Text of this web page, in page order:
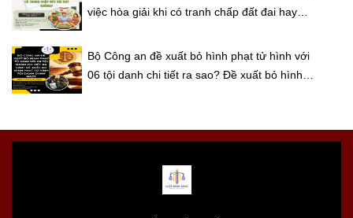
việc hòa giải khi có tranh chấp đất đai hay
Bộ Công an đề xuất bỏ hình phạt tử hình với
06 tội danh chi tiết ra sao? Đề xuất bỏ hình